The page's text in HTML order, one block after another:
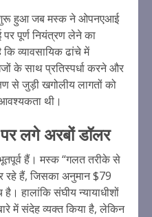
हुआ जब मस्क ने ओपनएआई
पूर्ण नियंत्रण लेने का
व्यावसायिक ढांचे में
के साथ प्रतिस्पर्धा करने और
से जुड़ी खगोलीय लागतों को
थी।
लगे अरबों डॉलर
हैं। मस्क “गलत तरीके से
रहे हैं, जिसका अनुमान $79
हालांकि संघीय न्यायाधीशों
में संदेह व्यक्त किया है, लेकिन